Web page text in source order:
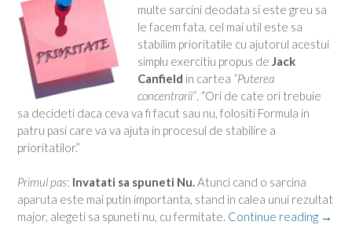
multe sarcini deodata si este greu sa
le facem fata, cel mai util este sa
stabilim prioritatile cu ajutorul acestui
simplu exercitiu propus de Jack
Canfield in cartea “Puterea
concentrarii”. “Ori de cate ori trebuie
sa decideti daca ceva va fi facut sau nu, folositi Formula in
patru pasi care va va ajuta in procesul de stabilire a
prioritatilor.”
Primul pas: Invatati sa spuneti Nu.Atunci cand o sarcina
aparuta este mai putin importanta, stand in calea unui rezultat
major, alegeti sa spuneti nu, cu fermitate. Continue reading →